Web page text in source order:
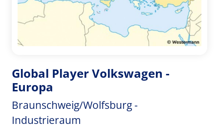
Global Player Volkswagen -
Europa
Braunschweig/Wolfsburg -
Industrieraum